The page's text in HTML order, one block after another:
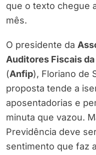
que o texto chegue
mês.
O presidente da
Auditores Fiscais
(Anfip), Floriano de
proposta tende a
aposentadorias e
minuta que vazou.
Previdência deve
sentimento que faz